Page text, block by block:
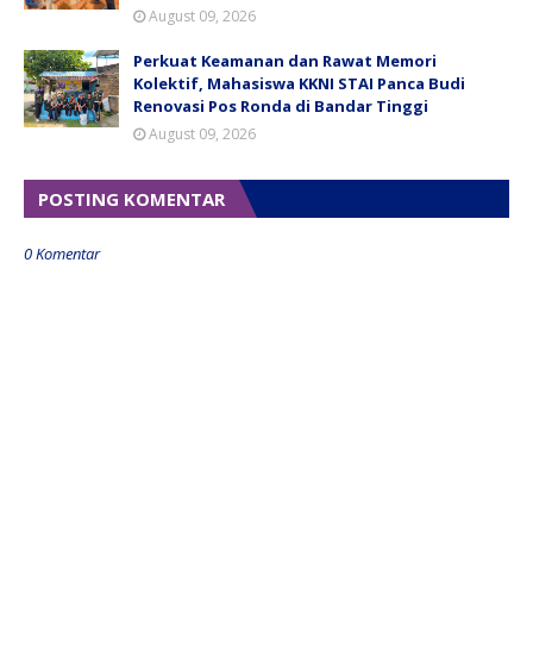
August 09, 2026
Perkuat Keamanan dan Rawat Memori
Kolektif, Mahasiswa KKNI STAI Panca Budi
Renovasi Pos Ronda di Bandar Tinggi
August 09, 2026
POSTING KOMENTAR
0 Komentar